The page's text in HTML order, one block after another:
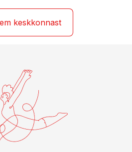
keskkonnast